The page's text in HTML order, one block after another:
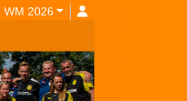
WM 2026